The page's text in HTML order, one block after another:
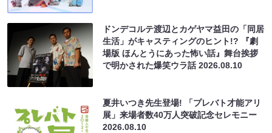
ドンデコルテ渡辺とカゲヤマ益田の「同居
生活」がキャスティングのヒント!? 『劇
場版 ほんとうにあった怖い話』舞台挨拶
で明かされた爆笑ウラ話2026.08.10
夏井いつき先生登場! 「プレバト才能アリ
展」来場者数40万人突破記念セレモニー
2026.08.10